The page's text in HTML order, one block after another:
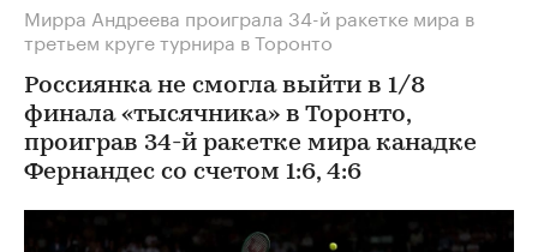
Мирра Андреева проиграла 34-й ракетке мира в
третьем круге турнира в Торонто
Россиянка не смогла выйти в 1/8
финала «тысячника» в Торонто,
проиграв 34-й ракетке мира канадке
Фернандес со счетом 1:6, 4:6